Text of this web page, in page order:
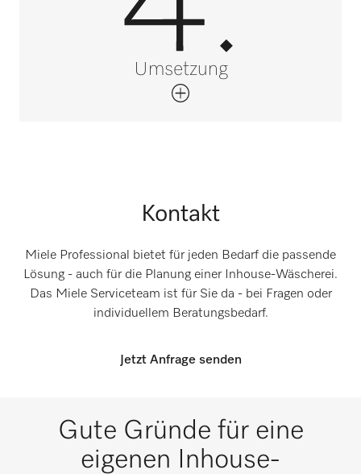
Umsetzung
Kontakt
Miele Professional bietet für jeden Bedarf die passende
Lösung - auch für die Planung einer Inhouse-Wäscherei.
Das Miele Serviceteam ist für Sie da - bei Fragen oder
individuellem Beratungsbedarf.
Jetzt Anfrage senden
Gute Gründe für eine
eigenen Inhouse-